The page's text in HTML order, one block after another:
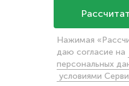
Нажимая «
даю согласие на
персональных
условиями